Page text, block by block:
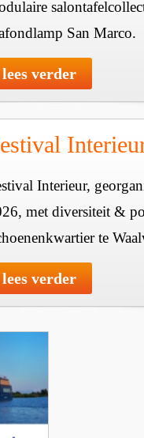
San Marco.
lees verder
Interieur,
met diversiteit &
te
lees verder